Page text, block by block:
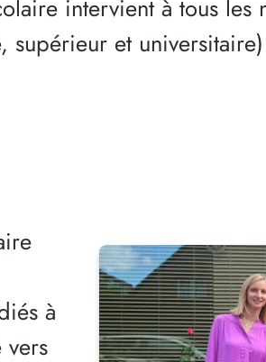
intervient à tous les
supérieur et
à